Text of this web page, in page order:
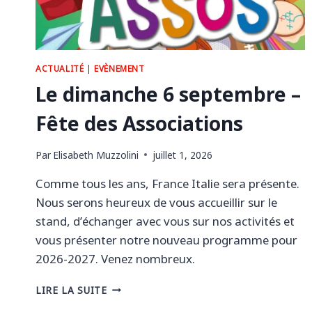
ACTUALITÉ|EVÈNEMENT
Le dimanche 6 septembre –
Fête des Associations
Par Elisabeth Muzzolini juillet 1, 2026
Comme tous les ans, France Italie sera présente.
Nous serons heureux de vous accueillir sur le
stand, d’échanger avec vous sur nos activités et
vous présenter notre nouveau programme pour
2026-2027. Venez nombreux.
LIRE LA SUITELE